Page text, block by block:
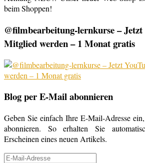
beim Shoppen!
@filmbearbeitung-lernkurse –
Mitglied werden – 1 Monat gratis
Blog per E-Mail abonnieren
Geben Sie einfach Ihre E-Mail-Adresse
abonnieren. So erhalten Sie
Erscheinen eines neuen Artikels.
E-